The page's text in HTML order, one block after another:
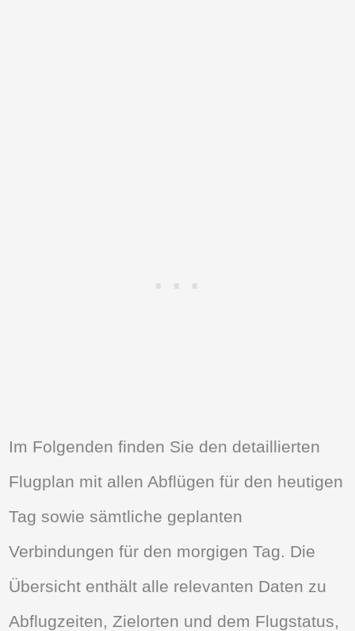
Im Folgenden finden Sie den detaillierten
Flugplan mit allen Abflügen für den heutigen
Tag sowie sämtliche geplanten
Verbindungen für den morgigen Tag. Die
Übersicht enthält alle relevanten Daten zu
Abflugzeiten, Zielorten und dem Flugstatus,